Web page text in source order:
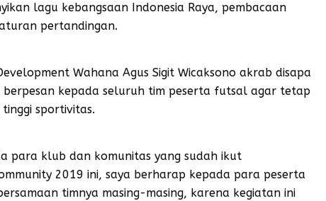
lagu kebangsaan Indonesia Raya, pembacaan
pertandingan.
Wahana Agus Sigit Wicaksono akrab disapa
berpesan kepada seluruh tim peserta futsal agar tetap
sportivitas.
para klub dan komunitas yang sudah ikut
2019 ini, saya berharap kepada para peserta
timnya masing-masing, karena kegiatan ini